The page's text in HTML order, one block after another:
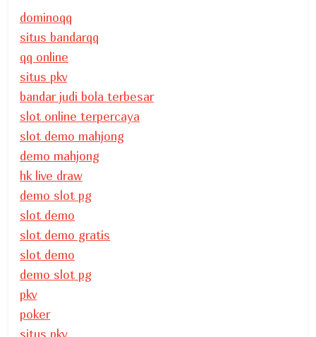
dominoqq
situs bandarqq
qq online
situs pkv
bandar judi bola terbesar
slot online terpercaya
slot demo mahjong
demo mahjong
hk live draw
demo slot pg
slot demo
slot demo gratis
slot demo
demo slot pg
pkv
poker
situs pkv